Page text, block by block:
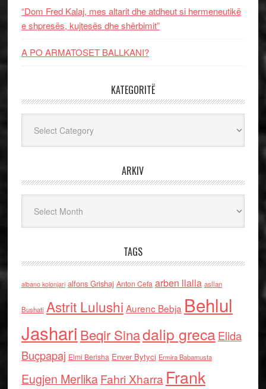
“Dom Fred Kalaj, mes altarit dhe atdheut si hermeneutikë
e shpresës, kujtesës dhe shërbimit”
A PO ARMATOSET BALLKANI?
KATEGORITË
ARKIV
TAGS
albano kolonjari alfons Grishaj Anton Cefa arben llalla asllan
Bushati Astrit Lulushi Aurenc Bebja Behlul
Jashari Beqir Sinadalip grecaElida
Buçpapaj Elmi Berisha Enver Bytyci Ermira Babamusta
Eugjen MerlikaFahri Xharra Frank